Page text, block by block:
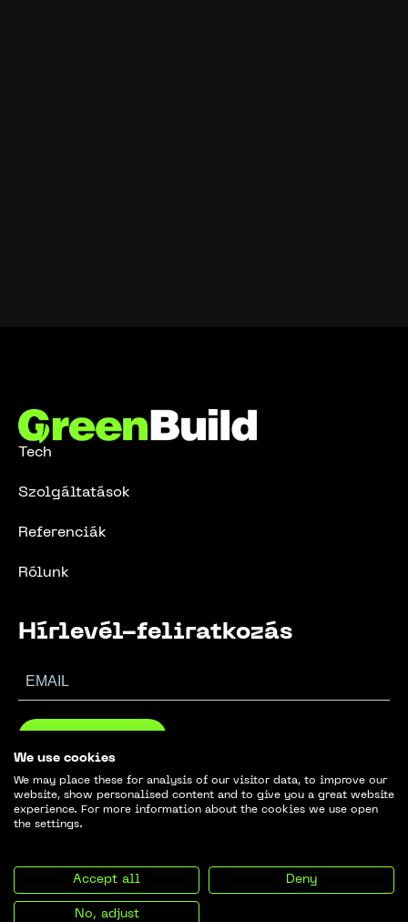
Tech
Szolgáltatások
Referenciák
Rólunk
Hírlevél-feliratkozás
© 2024. GreenBuild. Minden jog fenntartva.
ImpresszumAdatvédelmi szabályzat
We use cookies
We may place these for analysis of our visitor data, to improve our
website, show personalised content and to give you a great website
experience. For more information about the cookies we use open
the settings.
Accept all Deny
No, adjust